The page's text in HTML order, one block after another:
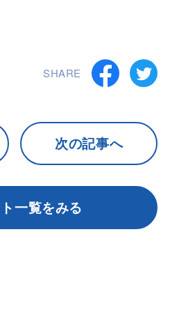
SHARE
次の記事へ
一覧をみる